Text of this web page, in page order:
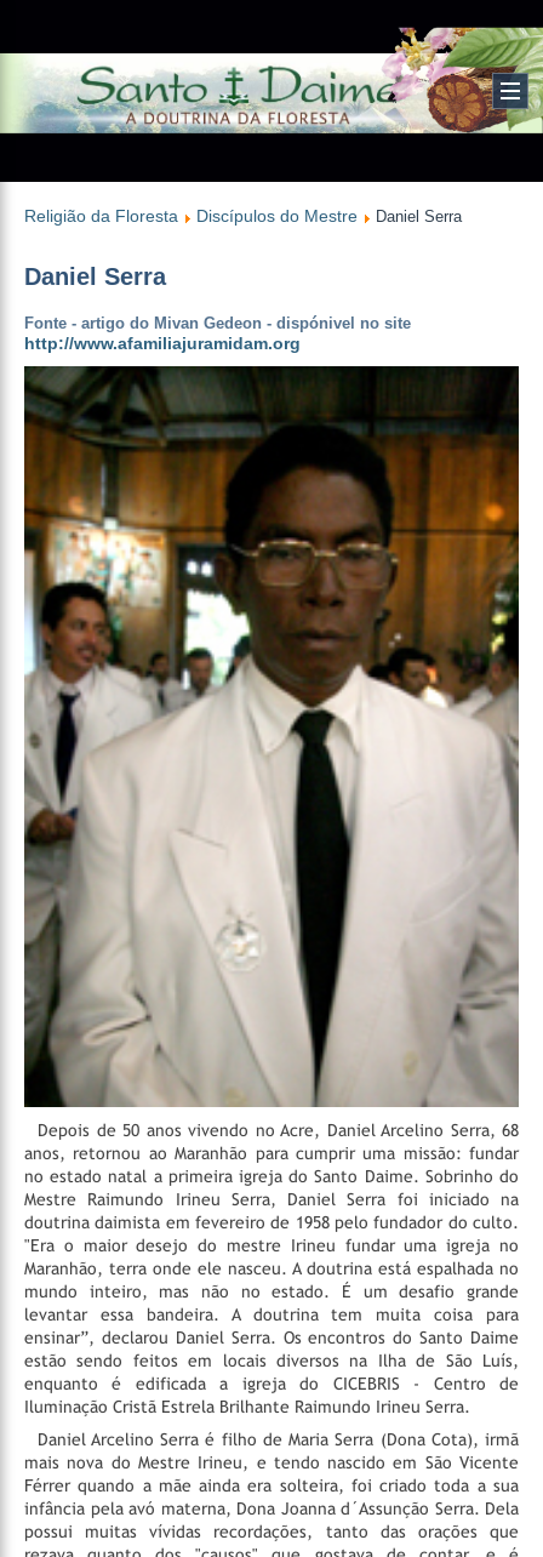
Religião da Floresta Discípulos do Mestre Daniel Serra
Daniel Serra
Fonte - artigo do Mivan Gedeon - dispónivel no site
http://www.afamiliajuramidam.org
Depois de 50 anos vivendo no Acre, Daniel Arcelino Serra, 68
anos, retornou ao Maranhão para cumprir uma missão: fundar
no estado natal a primeira igreja do Santo Daime. Sobrinho do
Mestre Raimundo Irineu Serra, Daniel Serra foi iniciado na
doutrina daimista em fevereiro de 1958 pelo fundador do culto.
"Era o maior desejo do mestre Irineu fundar uma igreja no
Maranhão, terra onde ele nasceu. A doutrina está espalhada no
mundo inteiro, mas não no estado. É um desafio grande
levantar essa bandeira. A doutrina tem muita coisa para
ensinar”, declarou Daniel Serra. Os encontros do Santo Daime
estão sendo feitos em locais diversos na Ilha de São Luís,
enquanto é edificada a igreja do CICEBRIS - Centro de
Iluminação Cristã Estrela Brilhante Raimundo Irineu Serra.
Daniel Arcelino Serra é filho de Maria Serra (Dona Cota), irmã
mais nova do Mestre Irineu, e tendo nascido em São Vicente
Férrer quando a mãe ainda era solteira, foi criado toda a sua
infância pela avó materna, Dona Joanna d´Assunção Serra. Dela
possui muitas vívidas recordações, tanto das orações que